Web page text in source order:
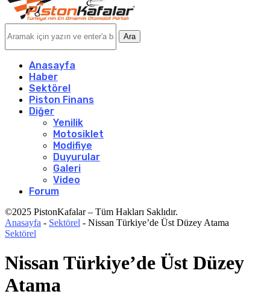
Ara
Anasayfa
Haber
Sektörel
Piston Finans
Diğer
Yenilik
Motosiklet
Modifiye
Duyurular
Galeri
Video
Forum
©2025 PistonKafalar – Tüm Hakları Saklıdır.
Anasayfa - Sektörel - Nissan Türkiye’de Üst Düzey Atama
Sektörel
Nissan Türkiye’de Üst Düzey
Atama